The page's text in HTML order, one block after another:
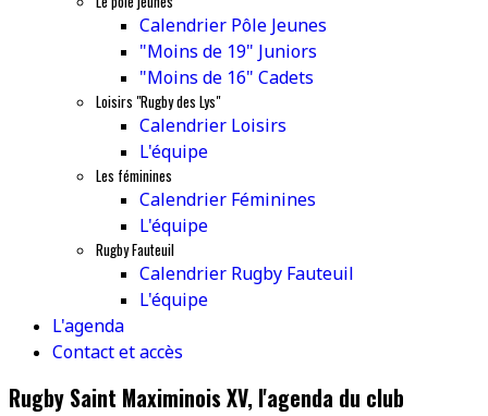
Calendrier Pôle Jeunes
"Moins de 19" Juniors
"Moins de 16" Cadets
Loisirs "Rugby des Lys"
Calendrier Loisirs
L'équipe
Les féminines
Calendrier Féminines
L'équipe
Rugby Fauteuil
Calendrier Rugby Fauteuil
L'équipe
L'agenda
Contact et accès
Rugby Saint Maximinois XV, l'agenda du club